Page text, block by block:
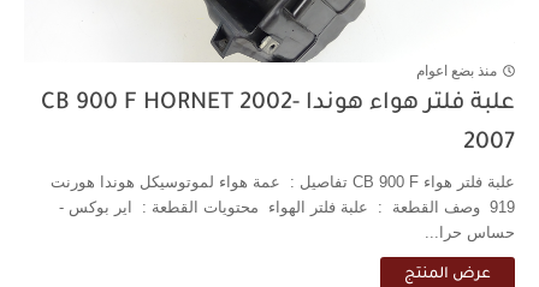
منذ بضع اعوام
علبة فلتر هواء هوندا CB 900 F HORNET 2002-
2007
علبة فلتر هواء CB 900 F تفاصيل : عمة هواء لموتوسيكل هوندا هورنت
919 وصف القطعة : علبة فلتر الهواء محتويات القطعة : اير بوكس -
حساس حرا...
عرض المنتج